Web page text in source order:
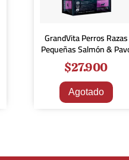
GrandVita Perros Razas
Pequeñas Salmón &
$27.900
Agotado